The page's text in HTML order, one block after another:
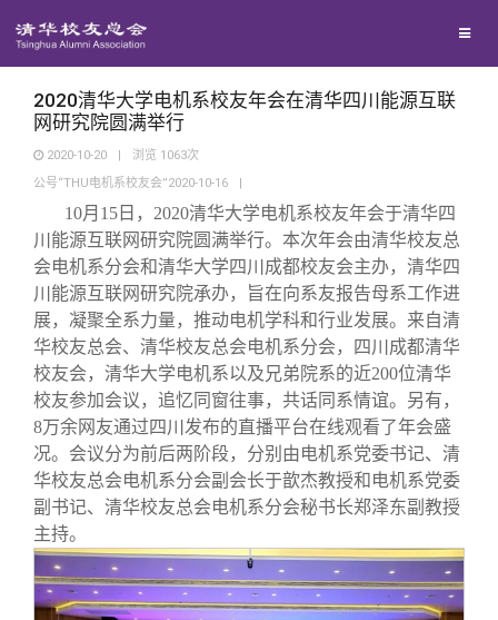
地区联络
年级联络
院系校友工作
专业委员会
兴趣群体
西南联大校友会
回馈母校
捐赠项目
捐赠新闻
捐赠纪事
捐赠方法
义工计划
媒体平台
《清华校友通讯》
《水木清华》
我要订阅
新媒体平台
百年清华
清华人物
清华故事
青春风采
校友文苑
校友讲坛
校友服务
终身学习
信息化服务
三创大赛
实用信息
校友总会
总会简介
会长致辞
总会章程
关闭
2020清华大学电机系校友年会在清华四川能源互联
网研究院圆满举行
2020-10-20 | 浏览 1063次
公号“THU电机系校友会”2020-10-16
|
10月15日，2020清华大学电机系校友年会于清华四
川能源互联网研究院圆满举行。本次年会由清华校友总
会电机系分会和清华大学四川成都校友会主办，清华四
川能源互联网研究院承办，旨在向系友报告母系工作进
展，凝聚全系力量，推动电机学科和行业发展。来自清
华校友总会、清华校友总会电机系分会，四川成都清华
校友会，清华大学电机系以及兄弟院系的近200位清华
校友参加会议，追忆同窗往事，共话同系情谊。另有，
8万余网友通过四川发布的直播平台在线观看了年会盛
况。会议分为前后两阶段，分别由电机系党委书记、清
华校友总会电机系分会副会长于歆杰教授和电机系党委
副书记、清华校友总会电机系分会秘书长郑泽东副教授
主持。